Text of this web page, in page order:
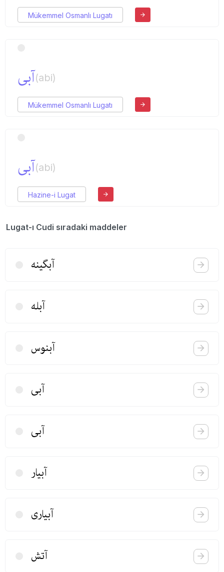
Mükemmel Osmanlı Lugatı
آبی(abi)
Mükemmel Osmanlı Lugatı
آبی(abi)
Hazine-i Lugat
Lugat-ı Cudi sıradaki maddeler
آبگینه
آبله
آبنوس
آبی
آبی
آبیار
آبیاری
آتش